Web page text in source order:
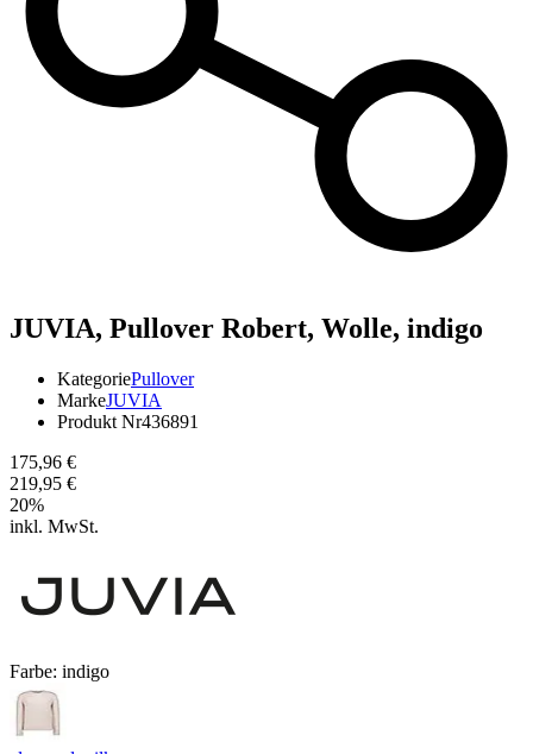
JUVIA, Pullover Robert, Wolle, indigo
KategoriePullover
MarkeJUVIA
Produkt Nr436891
175,96 €
219,95 €
20%
inkl. MwSt.
Farbe: indigo